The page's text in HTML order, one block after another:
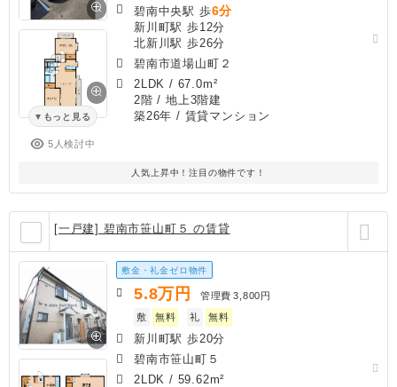
もっと見る
5人検討中
碧南中央駅 歩6分
新川町駅 歩12分
北新川駅 歩26分
碧南市道場山町２
2LDK / 67.0m²
2階 / 地上3階建
築26年 / 賃貸マンション
人気上昇中！注目の物件です！
[一戸建] 碧南市笹山町５ の賃貸
敷金・礼金ゼロ物件
5.8万円 管理費 3,800円
敷
無料 礼 無料
新川町駅 歩20分
碧南市笹山町５
2LDK / 59.62m²